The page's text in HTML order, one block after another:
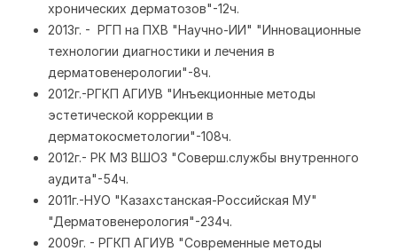
хронических дерматозов"-12ч.
2013г. - РГП на ПХВ "Научно-ИИ" "Инновационные
технологии диагностики и лечения в
дерматовенерологии"-8ч.
2012г.-РГКП АГИУВ "Инъекционные методы
эстетической коррекции в
дерматокосметологии"-108ч.
2012г.- РК МЗ ВШОЗ "Соверш.службы внутренного
аудита"-54ч.
2011г.-НУО "Казахстанская-Российская МУ"
"Дерматовенерология"-234ч.
2009г. - РГКП АГИУВ "Современные методы